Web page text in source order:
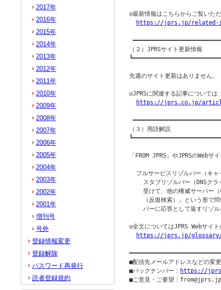
◎最新情報はこちらからご覧いた
https://jprs.jp/related-
（２）JPRSサイト更新情報
先週のサイト更新はありません。
◎JPRSに関連する記事について
https://jprs.co.jp/
（３）用語解説
「FROM JPRS」やJPRSのWeb
フルサービスリゾルバー（キ
スタブリゾルバー（DNSクラ
受けて、他の権威サーバー
（反復検索）」という形で
バーに応答として返すリゾ
◎全文についてはJPRS Webサイ
https://jprs.jp/glossary/
■配信先メールアドレスなどの変
■バックナンバー： https://
■ご意見・ご要望：from@jprs.jp
2017年
2016年
2015年
2014年
2013年
2012年
2011年
2010年
2009年
2008年
2007年
2006年
2005年
2004年
2003年
2002年
2001年
増刊号
号外
登録情報変更
登録解除
パスワード再発行
読者登録規約